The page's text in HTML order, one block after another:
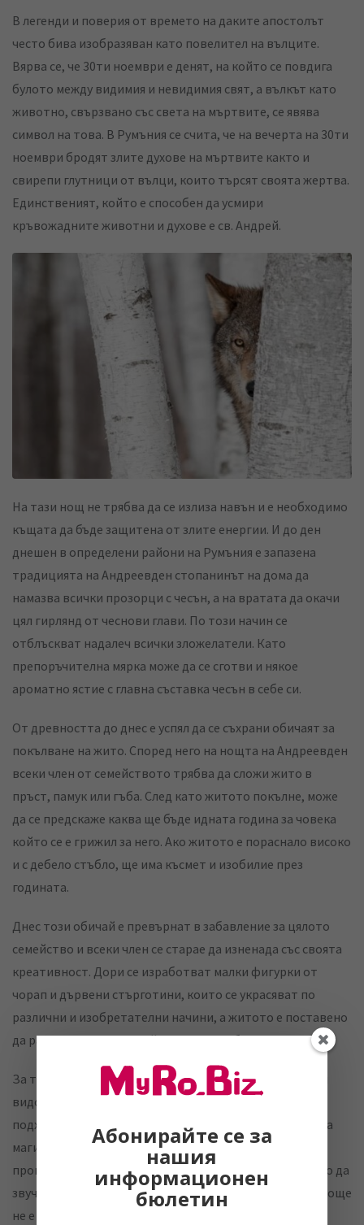
В легенди и поверия от времето на даките апостолът
често бива изобразяван като повелител на вълците.
Вярва се, че 30ти ноември е денят, на който се повдига
булото между видимия и невидимия свят, а вълкът като
животно, свързвано със света на мъртвите, се явява
символ на това. В Румъния се счита, че на вечерта на 30ти
ноември бродят злите духове на мъртвите както и
свирепи глутници от вълци, които търсят своята жертва.
Единственият, който е способен да усмири
кръвожадните животни и духове е св. Андрей.
На тази нощ не трябва да се излиза навън и е необходимо
къщата да бъде защитена от злите енергии. И до ден
днешен в определени райони на Румъния е запазена
традицията на Андреевден стопанинът на дома да
намазва всички прозорци с чесън, а на вратата да окачи
цял гирлянд от чеснови глави. По този начин се
отблъскват надалеч всички зложелатели. Като
препоръчителна мярка може да се сготви и някое
ароматно ястие с главна съставка чесън в себе си.
От древността до днес е успял да се съхрани обичаят за
покълване на жито. Според него на нощта на Андреевден
всеки член от семейството трябва да сложи жито в
пръст, памук или гъба. След като житото покълне, може
да се предскаже каква ще бъде идната година за човека
който се е грижил за него. Ако житото е пораснало високо
и с дебело стъбло, ще има късмет и изобилие през
годината.
Днес този обичай е превърнат в забавление за цялото
семейство и всеки член се старае да изненада със своята
креативност. Дори се изработват малки фигурки от
чорап и дървени стърготини, които се украсяват по
различни и изобретателни начини, а житото е поставено
да расте по начин по който да наподобява коса.
За тези, които се занимават с вещерски магии и други
видове заклинания, празникът на свети Андрей е най-
подходящият момент за това. Вярва се, че тогава всяка
магия удвоява силата си, а животните могат да
проговорят с човешки глас. Но колкото и интригуващо да
звучи идеята за разговор с домашния си любимец, все още
не е подкрепено от психолозите.
Абонирайте се за
нашия
информационен
бюлетин